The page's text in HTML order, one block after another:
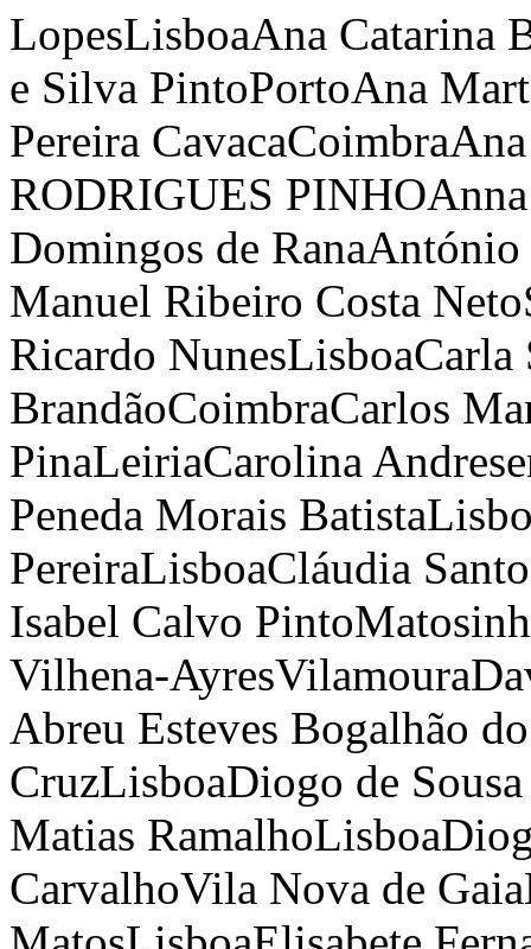
LopesLisboaAna Catarina
e Silva PintoPortoAna
Pereira CavacaCoimbra
RODRIGUES PINHO
Domingos de RanaAntónio
Manuel Ribeiro Costa Neto
Ricardo NunesLisboaCarla
BrandãoCoimbraCarlos
PinaLeiriaCarolina
Peneda Morais Batista
PereiraLisboaCláudia
Isabel Calvo Pinto
Vilhena-AyresVilamoura
Abreu Esteves Bogalhão
CruzLisboaDiogo de
Matias RamalhoLisboa
CarvalhoVila Nova de Gaia